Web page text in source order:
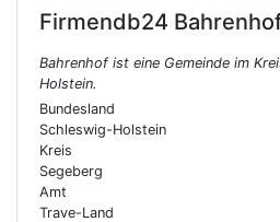
Firmendb24
Bahrenhof ist eine Gemeinde im
Holstein.
Bundesland
Schleswig-Holstein
Kreis
Segeberg
Amt
Trave-Land